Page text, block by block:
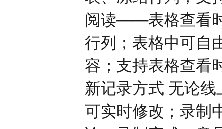
阅读——表格查看
行列；表格中可自
容；支持表格查看
新记录方式 无论
可实时修改；录制